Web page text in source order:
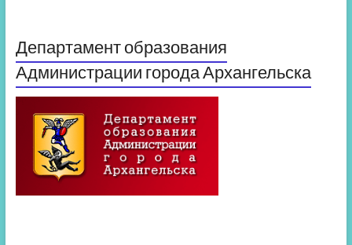
Департамент образования
Администрации города Архангельска